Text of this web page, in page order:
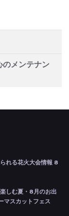
メンテナン
れる花火大会情報 8
しむ夏・8月のお出
マスカットフェス